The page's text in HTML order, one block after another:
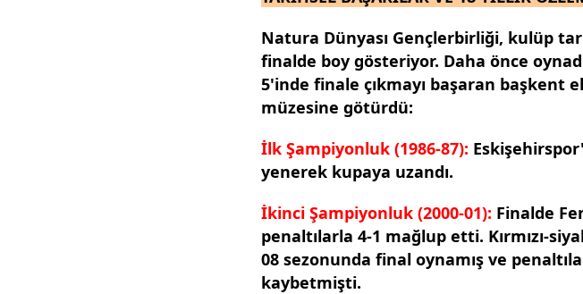
mevzuata uygun olarak kullanılan çerezlerle ilgili bilgi
Natura Dünyası Gençlerbirliği, kulüp
finalde boy gösteriyor. Daha önce
5'inde finale çıkmayı başaran başkent
müzesine götürdü:
İlk Şampiyonluk (1986-87):
yenerek kupaya uzandı.
İkinci Şampiyonluk (2000-01): Finalde
penaltılarla 4-1 mağlup etti. Kırmızı-
08 sezonunda final oynamış ve
kaybetmişti.